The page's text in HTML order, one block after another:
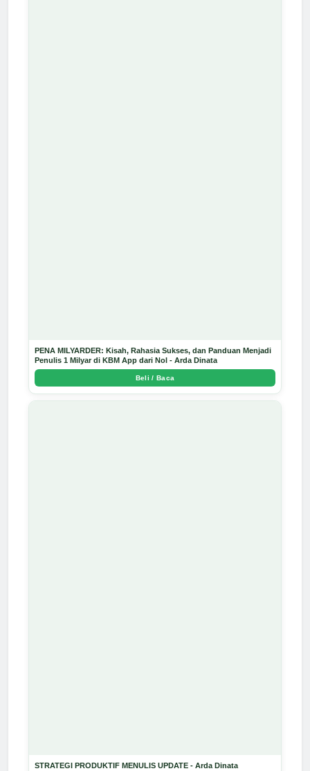
PENA MILYARDER: Kisah, Rahasia Sukses, dan Panduan Menjadi
Penulis 1 Milyar di KBM App dari Nol - Arda Dinata
Beli / Baca
STRATEGI PRODUKTIF MENULIS UPDATE - Arda Dinata